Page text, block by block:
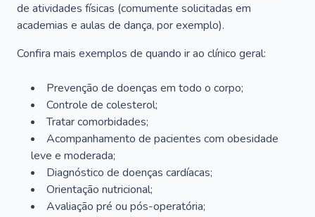
de atividades físicas (comumente solicitadas em
academias e aulas de dança, por exemplo).
Confira mais exemplos de quando ir ao clínico geral:
Prevenção de doenças em todo o corpo;
Controle de colesterol;
Tratar comorbidades;
Acompanhamento de pacientes com obesidade
leve e moderada;
Diagnóstico de doenças cardíacas;
Orientação nutricional;
Avaliação pré ou pós-operatória;